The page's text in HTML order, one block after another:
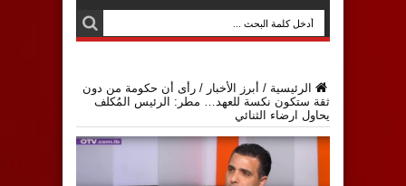
الرئيسية / أبرز الأخبار / ‏رأى أن حكومة من دون
ثقة ستكون نكسة للعهد… ‏مطر: الرئيس المُكلف
يحاول ارضاء الثنائي